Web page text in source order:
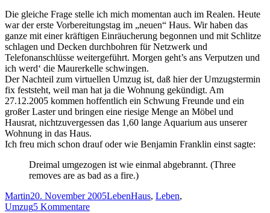
Die gleiche Frage stelle ich mich momentan auch im Realen. Heute
war der erste Vorbereitungstag im „neuen“ Haus. Wir haben das
ganze mit einer kräftigen Einräucherung begonnen und mit Schlitze
schlagen und Decken durchbohren für Netzwerk und
Telefonanschlüsse weitergeführt. Morgen geht’s ans Verputzen und
ich werd‘ die Maurerkelle schwingen.
Der Nachteil zum virtuellen Umzug ist, daß hier der Umzugstermin
fix feststeht, weil man hat ja die Wohnung gekündigt. Am
27.12.2005 kommen hoffentlich ein Schwung Freunde und ein
großer Laster und bringen eine riesige Menge an Möbel und
Hausrat, nichtzuvergessen das 1,60 lange Aquarium aus unserer
Wohnung in das Haus.
Ich freu mich schon drauf oder wie Benjamin Franklin einst sagte:
Dreimal umgezogen ist wie einmal abgebrannt. (Three
removes are as bad as a fire.)
Autor
MartinVeröffentlicht
am
20. November 2005Kategorien
LebenSchlagwörter
Haus, Leben,
Umzug5 Kommentarezu